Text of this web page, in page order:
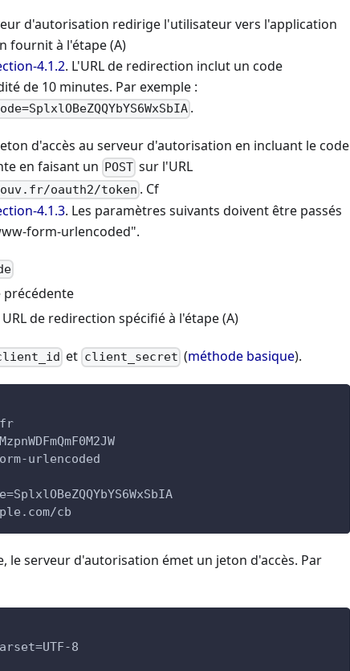
d'autorisation redirige l'utilisateur vers l'application
fournit à l'étape (A)
4.1.2. L'URL de redirection inclut un code
de 10 minutes. Par exemple :
.
d'accès au serveur d'autorisation en incluant le code
en faisant un
POST sur l'URL
oauth2/token . Cf
4.1.3. Les paramètres suivants doivent être passés
form-urlencoded".
précédente
URL de redirection spécifié à l'étape (A)
et client_secret (méthode basique).
urlencoded
cb
le serveur d'autorisation émet un jeton d'accès. Par
8